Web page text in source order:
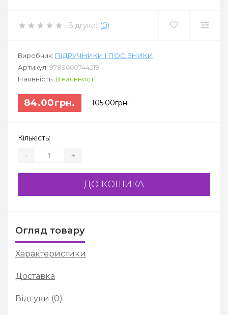
Відгуки: (0)
Виробник: ПІДРУЧНИКИ І ПОСІБНИКИ
Артикул: 9789660744219
Наявність: В наявності
84.00грн. 105.00грн.
Кількість:
- +
ДО КОШИКА
Огляд товару
Характеристики
Доставка
Відгуки (0)